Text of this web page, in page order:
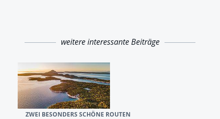
weitere interessante Beiträge
ZWEI BESONDERS SCHÖNE ROUTEN